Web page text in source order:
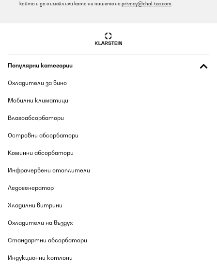
който и да е имейл или като ни пишете на privacy@chal-tec.com
Популярни категории
Охладители за вино
Мобилни климатици
Влагоабсорбатори
Островни абсорбатори
Коминни абсорбатори
Инфрачервени отоплители
Ледогенератор
Хладилни витрини
Охладители на въздух
Стандартни абсорбатори
Индукционни котлони